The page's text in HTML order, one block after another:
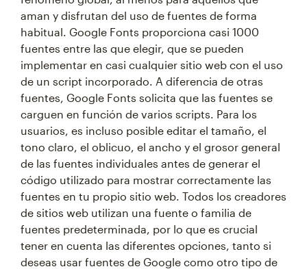
aman y disfrutan del uso de fuentes de forma
habitual. Google Fonts proporciona casi 1000
fuentes entre las que elegir, que se pueden
implementar en casi cualquier sitio web con el uso
de un script incorporado. A diferencia de otras
fuentes, Google Fonts solicita que las fuentes se
carguen en función de varios scripts. Para los
usuarios, es incluso posible editar el tamaño, el
tono claro, el oblicuo, el ancho y el grosor general
de las fuentes individuales antes de generar el
código utilizado para mostrar correctamente las
fuentes en tu propio sitio web. Todos los creadores
de sitios web utilizan una fuente o familia de
fuentes predeterminada, por lo que es crucial
tener en cuenta las diferentes opciones, tanto si
deseas usar fuentes de Google como otro tipo de